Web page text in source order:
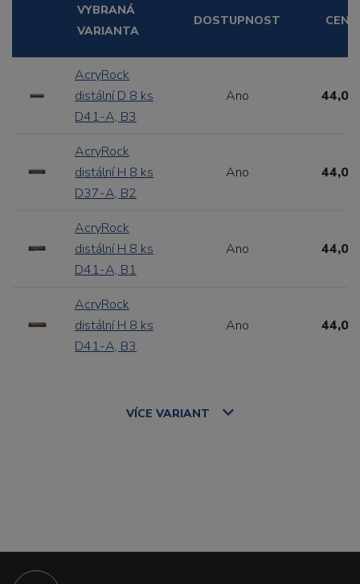
VYBRANÁ
VARIANTA
DOSTUPNOST CENA
AcryRock
distální D 8 ks
D41-A, B3
Ano 44,00
AcryRock
distální H 8 ks
D37-A, B2
Ano 44,00
AcryRock
distální H 8 ks
D41-A, B1
Ano 44,00
AcryRock
distální H 8 ks
D41-A, B3
Ano 44,00
VÍCE VARIANT